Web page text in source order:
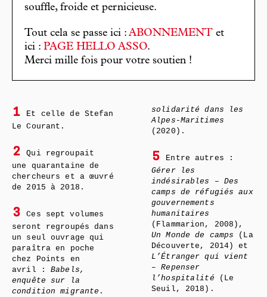
souffle, froide et pernicieuse.
Tout cela se passe ici : ABONNEMENT et
ici : PAGE HELLO ASSO.
Merci mille fois pour votre soutien !
1
Et celle de Stefan
Le Courant.
2
Qui regroupait
une quarantaine de
chercheurs et a œuvré
de 2015 à 2018.
3
Ces sept volumes
seront regroupés dans
un seul ouvrage qui
paraîtra en poche
chez Points en
avril :Babels,
enquête sur la
condition migrante .
solidarité dans les
Alpes-Maritimes
(2020).
5
Entre autres :
Gérer les
indésirables – Des
camps de réfugiés aux
gouvernements
humanitaires
(Flammarion, 2008),
Un Monde de camps (La
Découverte, 2014) et
L’Étranger qui vient
– Repenser
l’hospitalité (Le
Seuil, 2018).